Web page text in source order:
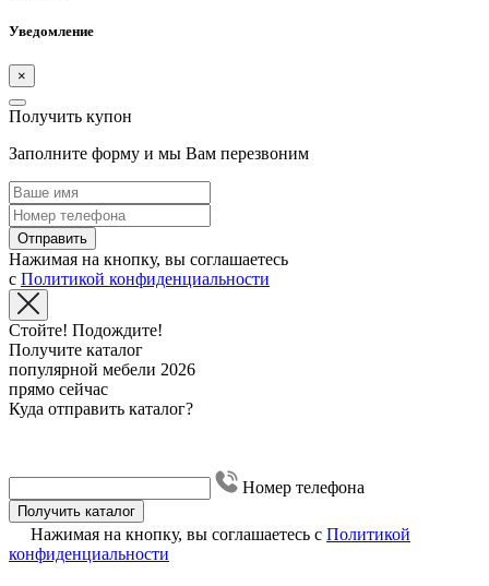
Уведомление
×
Получить купон
Заполните форму и мы Вам перезвоним
Отправить
Нажимая на кнопку, вы соглашаетесь
с Политикой конфиденциальности
Стойте! Подождите!
Получите каталог
популярной мебели 2026
прямо сейчас
Куда отправить каталог?
Номер телефона
Получить каталог
Нажимая на кнопку, вы соглашаетесь с Политикой
конфиденциальности